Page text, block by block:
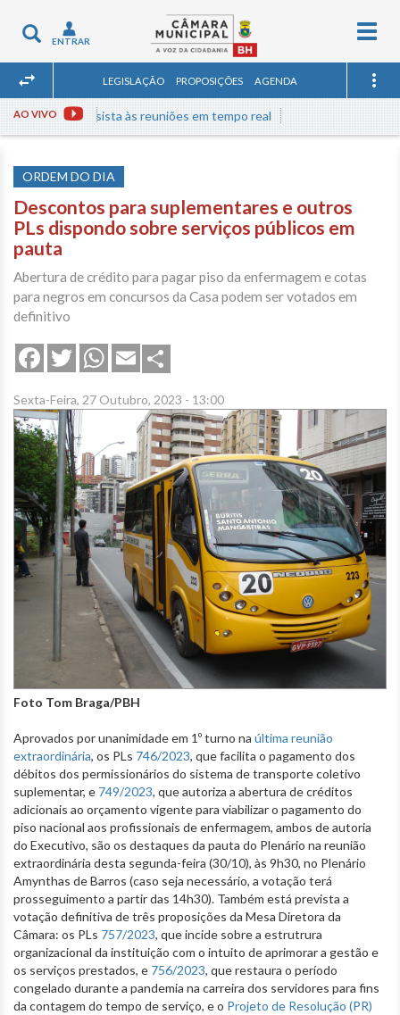
Toggle
navigation
ENTRAR
LEGISLAÇÃO PROPOSIÇÕES AGENDA
AO VIVOAssista às reuniões em tempo real
ORDEM DO DIA
Descontos para suplementares e outros
PLs dispondo sobre serviços públicos em
pauta
Abertura de crédito para pagar piso da enfermagem e cotas
para negros em concursos da Casa podem ser votados em
definitivo
FacebookTwitterWhatsApp
Email
Sexta-Feira, 27 Outubro, 2023 - 13:00
Foto Tom Braga/PBH
Aprovados por unanimidade em 1º turno na última reunião
extraordinária, os PLs 746/2023, que facilita o pagamento dos
débitos dos permissionários do sistema de transporte coletivo
suplementar, e 749/2023, que autoriza a abertura de créditos
adicionais ao orçamento vigente para viabilizar o pagamento do
piso nacional aos profissionais de enfermagem, ambos de autoria
do Executivo, são os destaques da pauta do Plenário na reunião
extraordinária desta segunda-feira (30/10), às 9h30, no Plenário
Amynthas de Barros (caso seja necessário, a votação terá
prosseguimento a partir das 14h30). Também está prevista a
votação definitiva de três proposições da Mesa Diretora da
Câmara: os PLs 757/2023, que incide sobre a estrutrura
organizacional da instituição com o intuito de aprimorar a gestão e
os serviços prestados, e 756/2023, que restaura o período
congelado durante a pandemia na carreira dos servidores para fins
da contagem do tempo de serviço, e o Projeto de Resolução (PR)